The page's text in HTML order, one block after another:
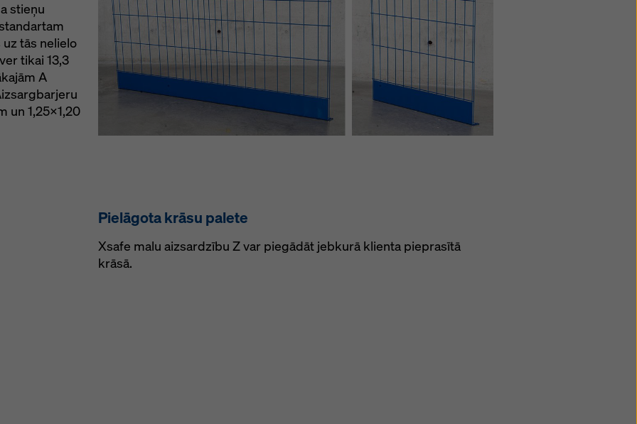
stieņu
tās nelielo
tikai 13,3
A
un 1,25x1,20
Pielāgota krāsu palete
Xsafe malu aizsardzību Z var piegādāt jebkurā klienta pieprasītā
krāsā.